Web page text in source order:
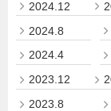
2024.12
2024.8
2024.4
2023.12
2023.8